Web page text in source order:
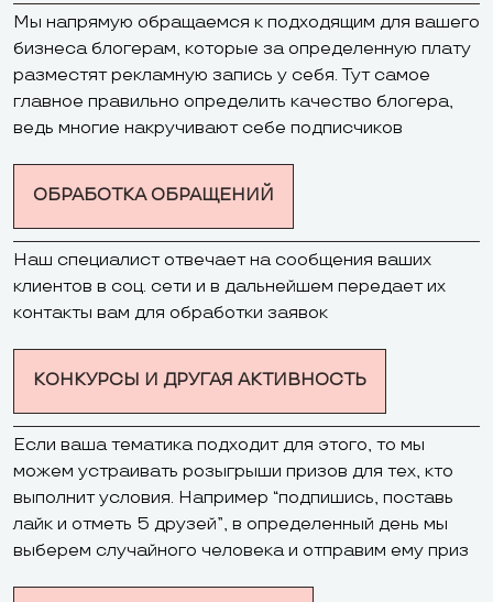
Мы напрямую обращаемся к подходящим для вашего
бизнеса блогерам, которые за определенную плату
разместят рекламную запись у себя. Тут самое
главное правильно определить качество блогера,
ведь многие накручивают себе подписчиков
ОБРАБОТКА ОБРАЩЕНИЙ
Наш специалист отвечает на сообщения ваших
клиентов в соц. сети и в дальнейшем передает их
контакты вам для обработки заявок
КОНКУРСЫ И ДРУГАЯ АКТИВНОСТЬ
Если ваша тематика подходит для этого, то мы
можем устраивать розыгрыши призов для тех, кто
выполнит условия. Например “подпишись, поставь
лайк и отметь 5 друзей”, в определенный день мы
выберем случайного человека и отправим ему приз